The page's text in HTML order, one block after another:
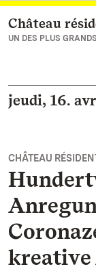
Vers la page
Château
UN DES PLUS
jeudi, 16.
CHÂTEAU
kreative